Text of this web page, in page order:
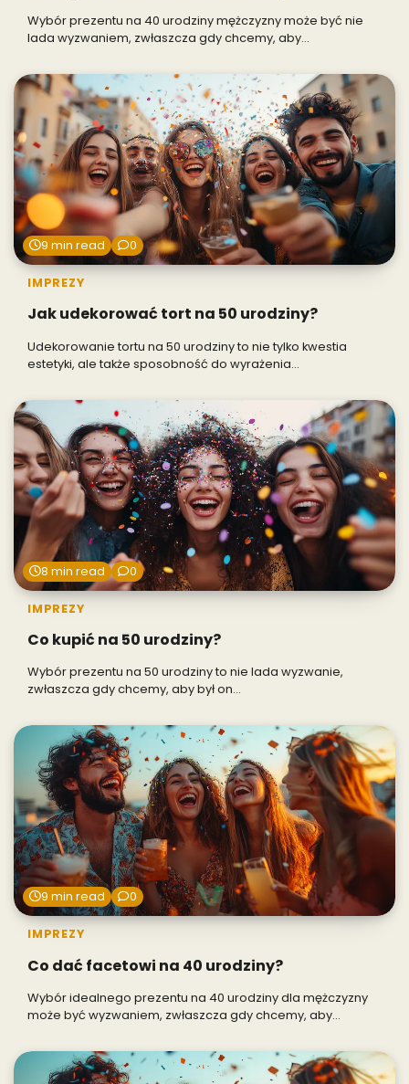
Wybór prezentu na 40 urodziny mężczyzny może być nie
lada wyzwaniem, zwłaszcza gdy chcemy, aby…
9 min read 0
IMPREZY
Jak udekorować tort na 50 urodziny?
Udekorowanie tortu na 50 urodziny to nie tylko kwestia
estetyki, ale także sposobność do wyrażenia…
8 min read 0
IMPREZY
Co kupić na 50 urodziny?
Wybór prezentu na 50 urodziny to nie lada wyzwanie,
zwłaszcza gdy chcemy, aby był on…
9 min read 0
IMPREZY
Co dać facetowi na 40 urodziny?
Wybór idealnego prezentu na 40 urodziny dla mężczyzny
może być wyzwaniem, zwłaszcza gdy chcemy, aby…